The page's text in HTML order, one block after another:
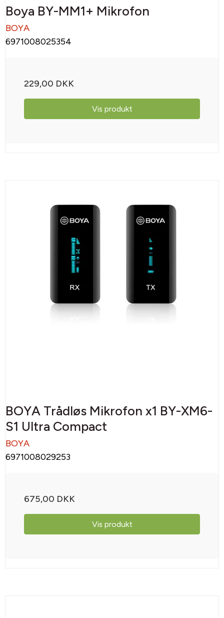
Boya BY-MM1+ Mikrofon
BOYA
6971008025354
229,00 DKK
Vis produkt
BOYA Trådløs Mikrofon x1 BY-XM6-
S1 Ultra Compact
BOYA
6971008029253
675,00 DKK
Vis produkt